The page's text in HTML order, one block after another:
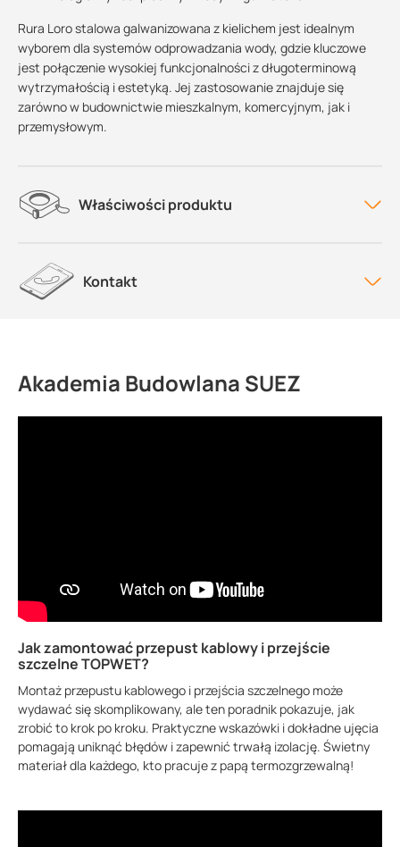
Rura Loro stalowa galwanizowana z kielichem jest idealnym
wyborem dla systemów odprowadzania wody, gdzie kluczowe
jest połączenie wysokiej funkcjonalności z długoterminową
wytrzymałością i estetyką. Jej zastosowanie znajduje się
zarówno w budownictwie mieszkalnym, komercyjnym, jak i
przemysłowym.
Właściwości produktu
Kontakt
Akademia Budowlana SUEZ
Jak zamontować przepust kablowy i przejście
szczelne TOPWET?
Montaż przepustu kablowego i przejścia szczelnego może
wydawać się skomplikowany, ale ten poradnik pokazuje, jak
zrobić to krok po kroku. Praktyczne wskazówki i dokładne ujęcia
pomagają uniknąć błędów i zapewnić trwałą izolację. Świetny
materiał dla każdego, kto pracuje z papą termozgrzewalną!